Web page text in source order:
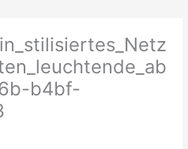
b4bf-